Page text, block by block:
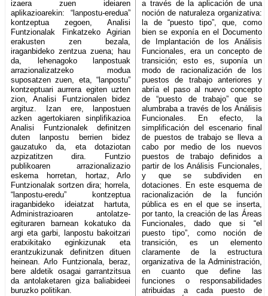
izaera zuen ideiaren
aplikazioarekin: “lanpostu-eredua”
kontzeptua zegoen, Analisi
Funtzionalak Finkatzeko Agirian
erakusten zen bezala,
iraganbideko zentzua zuena; hau
da, lehenagoko lanpostuak
arrazionalizatzeko modua
suposatzen zuen, eta, “lanpostu”
kontzeptuari aurrera egiten uzten
zion, Analisi Funtzionalen bidez
argituz. Izan ere, lanpostuen
azken agertokiaren sinplifikazioa
Analisi Funtzionalek definitzen
duten lanpostu berrien bidez
gauzatuko da, eta dotaziotan
azpizatitzen dira. Funtzio
publikoaren arrazionalizazio
eskema horretan, hortaz, Arlo
Funtzionalak sortzen dira; horrela,
“lanpostu-eredu” kontzeptua
iraganbideko ideiatzat hartuta,
Administrazioaren antolatze-
egituraren barnean kokatuko da
argi eta garbi, lanpostu bakoitzari
eratxikitako eginkizunak eta
erantzukizunak definitzen dituen
heinean. Arlo Funtzionala, beraz,
bere aldetik osagai garrantzitsua
da antolaketaren giza baliabideei
buruzko politikan.
a través de la aplicación de una
noción de naturaleza organizativa:
la de “puesto tipo”, que, como
bien se exponía en el Documento
de Implantación de los Análisis
Funcionales, era un concepto de
transición; esto es, suponía un
modo de racionalización de los
puestos de trabajo anteriores y
abría el paso al nuevo concepto
de “puesto de trabajo” que se
alumbraba a través de los Análisis
Funcionales. En efecto, la
simplificación del escenario final
de puestos de trabajo se lleva a
cabo por medio de los nuevos
puestos de trabajo definidos a
partir de los Análisis Funcionales,
y que se subdividen en
dotaciones. En este esquema de
racionalización de la función
pública es en el que se inserta,
por tanto, la creación de las Áreas
Funcionales, dado que si “el
puesto tipo”, como noción de
transición, es un elemento
claramente de la estructura
organizativa de la Administración,
en cuanto que define las
funciones o responsabilidades
atribuidas a cada puesto de